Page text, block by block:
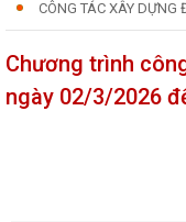
CÔNG TÁC XÂY DỰNG
Chương trình
ngày 02/3/2026